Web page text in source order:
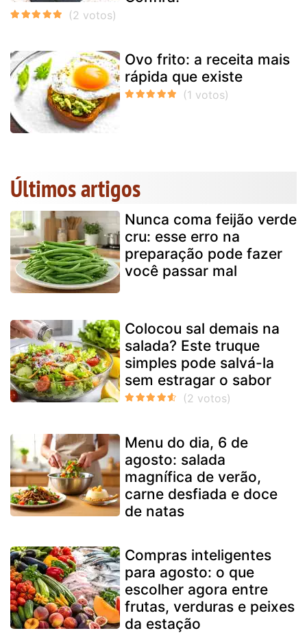
Ovo frito: a receita mais
rápida que existe
Últimos artigos
Nunca coma feijão verde
cru: esse erro na
preparação pode fazer
você passar mal
Colocou sal demais na
salada? Este truque
simples pode salvá-la
sem estragar o sabor
Menu do dia, 6 de
agosto: salada
magnífica de verão,
carne desfiada e doce
de natas
Compras inteligentes
para agosto: o que
escolher agora entre
frutas, verduras e peixes
da estação